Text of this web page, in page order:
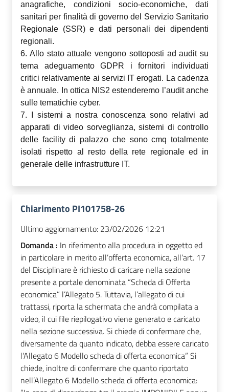
anagrafiche, condizioni socio-economiche, dati
sanitari per finalità di governo del Servizio Sanitario
Regionale (SSR) e dati personali dei dipendenti
regionali.
6. Allo stato attuale vengono sottoposti ad audit su
tema adeguamento GDPR i fornitori individuati
critici relativamente ai servizi IT erogati. La cadenza
è annuale. In ottica NIS2 estenderemo l’audit anche
sulle tematichie cyber.
7. I sistemi a nostra conoscenza sono relativi ad
apparati di video sorveglianza, sistemi di controllo
delle facility di palazzo che sono cmq totalmente
isolati rispetto al resto della rete regionale ed in
generale delle infrastrutture IT.
Chiarimento PI101758-26
Ultimo aggiornamento: 23/02/2026 12:21
Domanda : In riferimento alla procedura in oggetto ed
in particolare in merito all’offerta economica, all’art. 17
del Disciplinare è richiesto di caricare nella sezione
presente a portale denominata “Scheda di Offerta
economica” l’Allegato 5. Tuttavia, l’allegato di cui
trattassi, riporta la schermata che andrà compilata a
video, il cui file riepilogativo viene generato e caricato
nella sezione successiva. Si chiede di confermare che,
diversamente da quanto indicato, debba essere caricato
l’Allegato 6 Modello scheda di offerta economica” Si
chiede, inoltre di confermare che quanto riportato
nell’Allegato 6 Modello scheda di offerta economica: